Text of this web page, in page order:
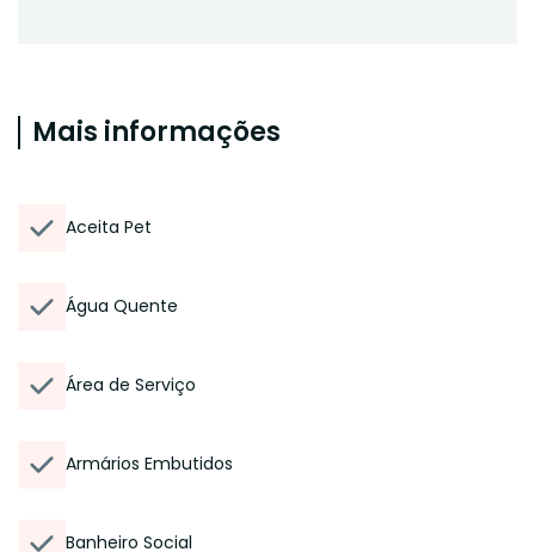
Mais informações
Aceita Pet
Água Quente
Área de Serviço
Armários Embutidos
Banheiro Social